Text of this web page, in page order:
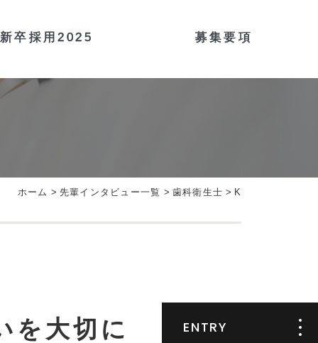
新卒採用2025 募集要項
ホーム > 先輩インタビュー一覧 > 歯科衛生士 > K
を大切に ENTRY